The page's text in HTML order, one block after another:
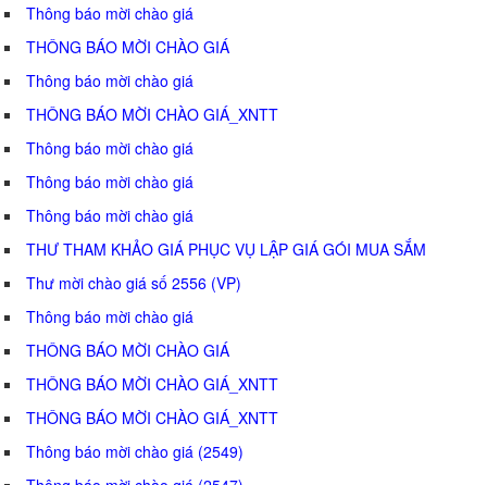
Thông báo mời chào giá
THÔNG BÁO MỜI CHÀO GIÁ
Thông báo mời chào giá
THÔNG BÁO MỜI CHÀO GIÁ_XNTT
Thông báo mời chào giá
Thông báo mời chào giá
Thông báo mời chào giá
THƯ THAM KHẢO GIÁ PHỤC VỤ LẬP GIÁ GÓI MUA SẮM
Thư mời chào giá số 2556 (VP)
Thông báo mời chào giá
THÔNG BÁO MỜI CHÀO GIÁ
THÔNG BÁO MỜI CHÀO GIÁ_XNTT
THÔNG BÁO MỜI CHÀO GIÁ_XNTT
Thông báo mời chào giá (2549)